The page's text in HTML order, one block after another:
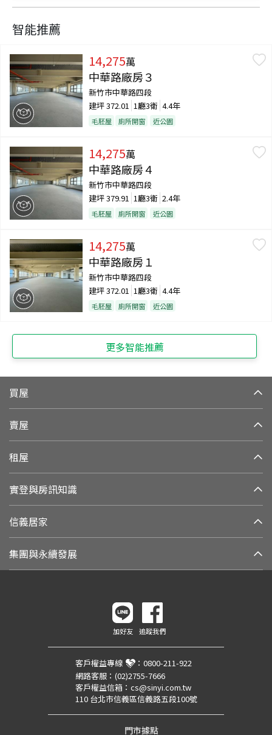
智能推薦
14,275萬
中華路廠房３
新竹市中華路四段
建坪372.01 1廳3衛 4.4年
毛胚屋 廁所開窗 近公園
14,275萬
中華路廠房４
新竹市中華路四段
建坪379.91 1廳3衛 2.4年
毛胚屋 廁所開窗 近公園
14,275萬
中華路廠房１
新竹市中華路四段
建坪372.01 1廳3衛 4.4年
毛胚屋 廁所開窗 近公園
更多智能推薦
買屋
賣屋
租屋
實登與房訊知識
信義居家
集團與永續發展
加好友 追蹤我們
客戶權益專線 ： 0800-211-922
網路客服： (02)2755-7666
客戶權益信箱： cs@sinyi.com.tw
110 台北市信義區信義路五段100號
門市據點